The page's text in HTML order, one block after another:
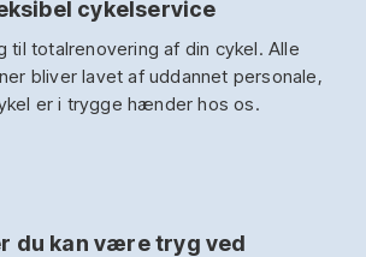
cykelservice
til totalrenovering af din cykel. Alle
bliver lavet af uddannet personale,
er i trygge hænder hos os.
du kan være tryg ved